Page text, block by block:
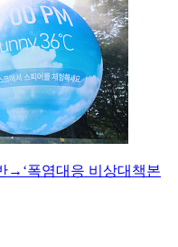
→‘폭염대응 비상대책본